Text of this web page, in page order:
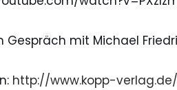
Gespräch mit Michael
http://www.kopp-